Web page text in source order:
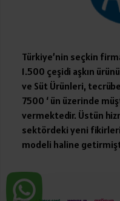
Türkiye’nin seçkin
1.500 çeşidi aşkın
ve Süt Ürünleri,
7500 ‘ ün üzerinde
vermektedir. Üstün
sektördeki yeni
modeli haline